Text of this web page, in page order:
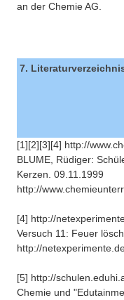
an der Chemie AG.
7.
[1][2][3][4] http://
BLUME, Rüdiger:
Kerzen. 09.11.1999
http://
[4] http://
Versuch 11: Feuer
http://
[5] http://
Chemie und